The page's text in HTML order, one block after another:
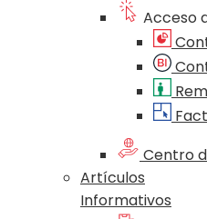
Acceso
Centro
Artículos
Informativos